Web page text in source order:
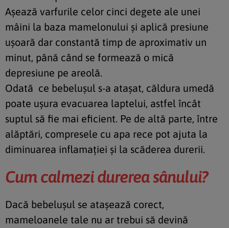
Aşează varfurile celor cinci degete ale unei
mâini la baza mamelonului şi aplică presiune
uşoară dar constantă timp de aproximativ un
minut, până când se formează o mică
depresiune pe areolă.
Odată ce bebeluşul s-a ataşat, căldura umedă
poate uşura evacuarea laptelui, astfel încât
suptul să fie mai eficient. Pe de altă parte, între
alăptări, compresele cu apa rece pot ajuta la
diminuarea inflamaţiei şi la scăderea durerii.
Cum calmezi durerea sânului?
Dacă bebeluşul se ataşează corect,
mameloanele tale nu ar trebui să devină